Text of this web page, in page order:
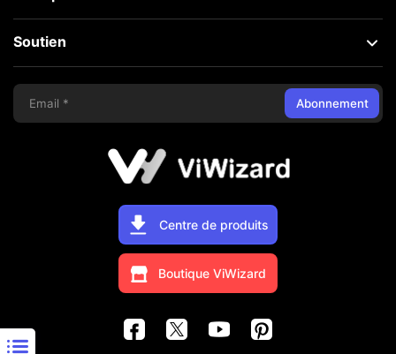
Centre de produits
Boutique ViWizard
Soutien
Abonnement